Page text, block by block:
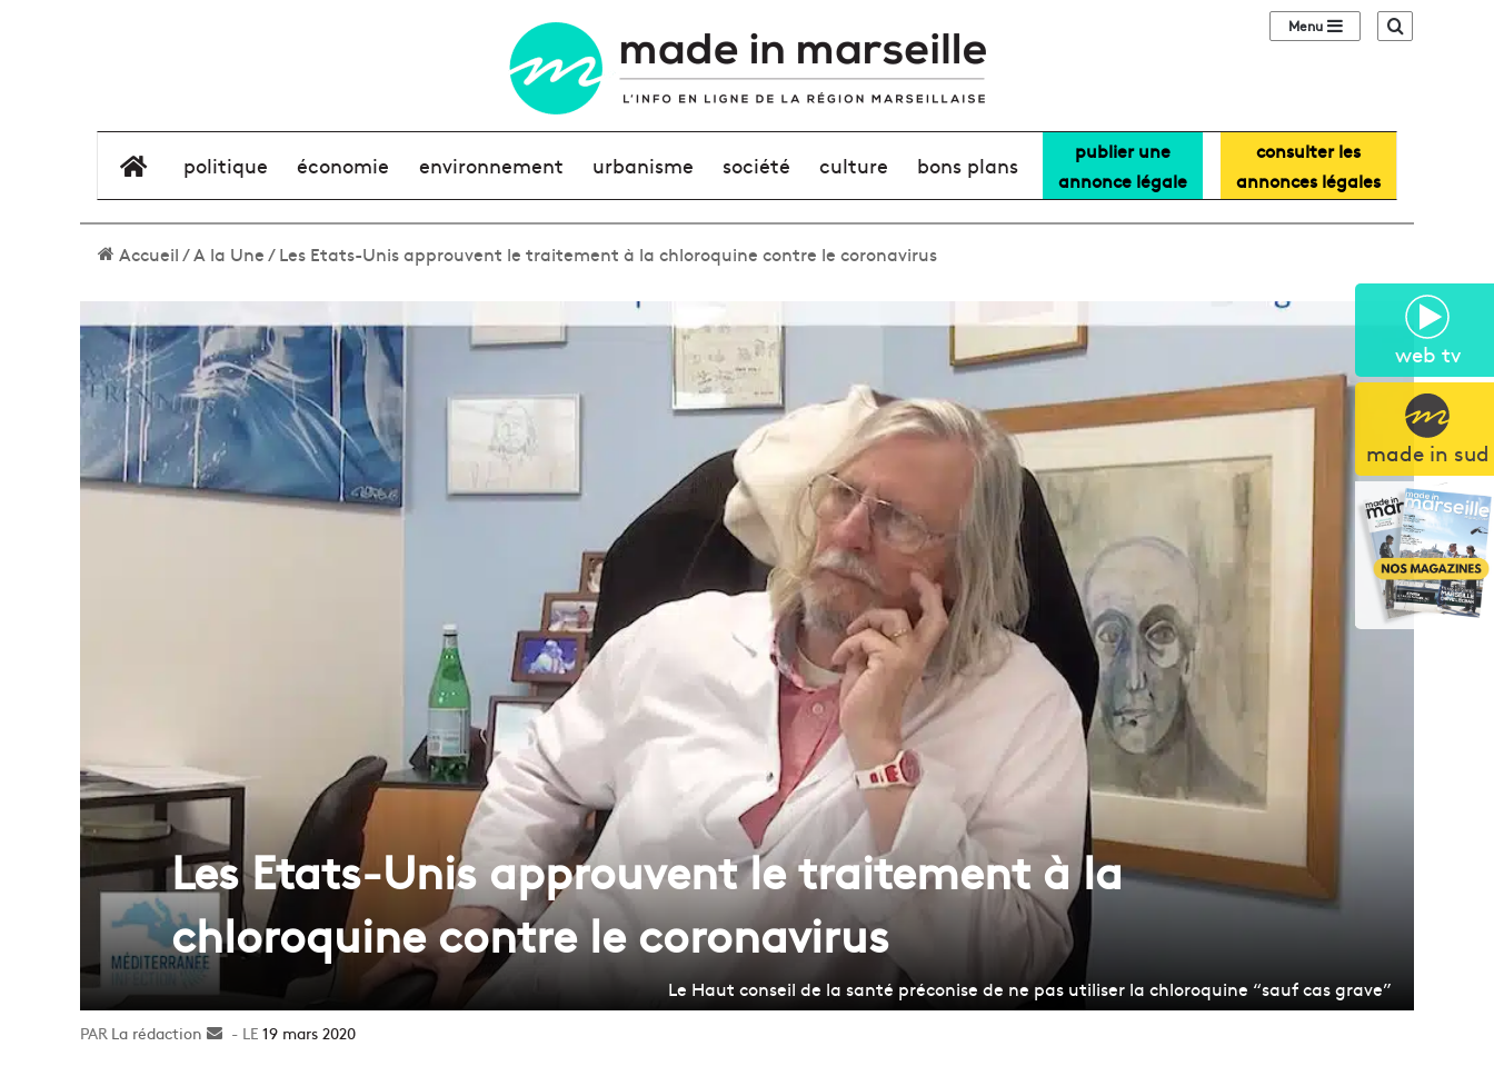
web tv
made in sud
Sidebar (barre
élément de menu
politique économie environnement urbanisme société culture bons plans
publier une
annonce légale
consulter les
annonces légales
Accueil/A la Une/Les Etats-Unis approuvent le traitement à la chloroquine contre le coronavirus
Les Etats-Unis approuvent le traitement à la
chloroquine contre le coronavirus
Le Haut conseil de la santé préconise de ne pas utiliser la chloroquine “sauf cas grave”
La rédaction
Envoyer19 mars 2020